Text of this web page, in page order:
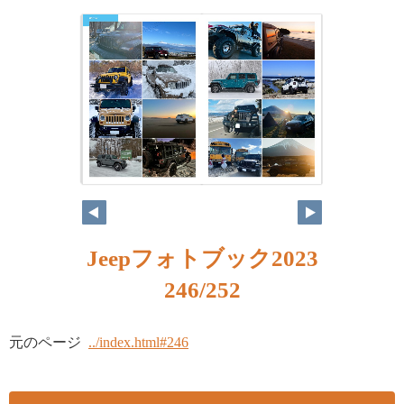
Jeepフォトブック2023
246/252
元のページ ../index.html#246